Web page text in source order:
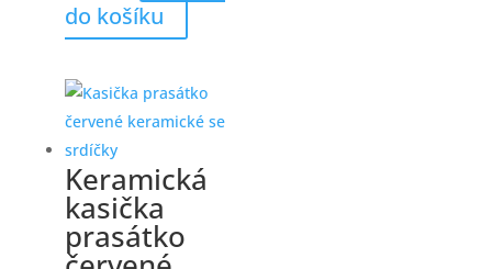
do košíku
Keramická
kasička
prasátko